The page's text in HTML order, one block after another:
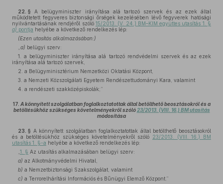
22. § A belügyminiszter irányítása alá tartozó szervek és az ezek által
működtetett fegyveres biztonsági őrségek kezelésében lévő fegyverek hatósági
nyilvántartásának rendjéről szóló 15/2013. (V. 24.) BM–KIM együttes utasítás 1. §
a) pontja helyébe a következő rendelkezés lép:
(Ezen utasítás alkalmazásában:)
a) belügyi szerv:
1. a belügyminiszter irányítása alá tartozó rendvédelmi szervek és az ezek
irányítása alá tartozó szervek,
2. a Belügyminisztérium Nemzetközi Oktatási Központ,
3. a Nemzeti Közszolgálati Egyetem Rendészettudományi Kara, valamint
4. a rendészeti szakközépiskolák;”
17. A könnyített szolgálatban foglalkoztatottak által betölthető beosztásokról és a
betöltésükhöz szükséges követelményekről szóló23/2013. (VIII. 16.) BM utasítás
módosítása
23. § A könnyített szolgálatban foglalkoztatottak által betölthető beosztásokról
és a betöltésükhöz szükséges követelményekről szóló 23/2013. (VIII. 16.) BM
utasítás 1. §-a helyébe a következő rendelkezés lép:
1. § Az utasítás alkalmazásában belügyi szerv:
a) az Alkotmányvédelmi Hivatal,
b) a Nemzetbiztonsági Szakszolgálat, valamint
c) a Terrorelhárítási Információs és Bűnügyi Elemző Központ.”